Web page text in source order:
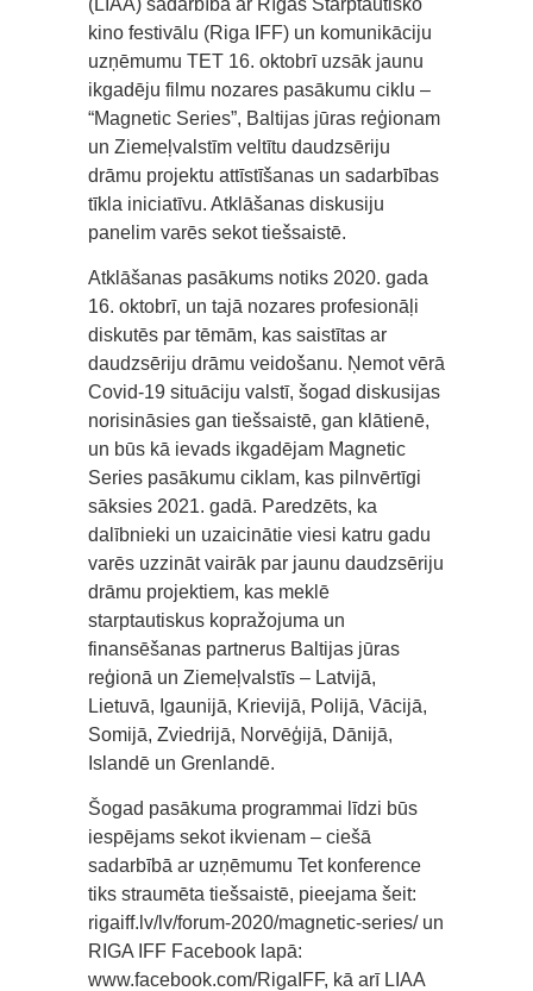
(LIAA) sadarbībā ar Rīgas Starptautisko
kino festivālu (Riga IFF) un komunikāciju
uzņēmumu TET 16. oktobrī uzsāk jaunu
ikgadēju filmu nozares pasākumu ciklu –
“Magnetic Series”, Baltijas jūras reģionam
un Ziemeļvalstīm veltītu daudzsēriju
drāmu projektu attīstīšanas un sadarbības
tīkla iniciatīvu. Atklāšanas diskusiju
panelim varēs sekot tiešsaistē.
Atklāšanas pasākums notiks 2020. gada
16. oktobrī, un tajā nozares profesionāļi
diskutēs par tēmām, kas saistītas ar
daudzsēriju drāmu veidošanu. Ņemot vērā
Covid-19 situāciju valstī, šogad diskusijas
norisināsies gan tiešsaistē, gan klātienē,
un būs kā ievads ikgadējam Magnetic
Series pasākumu ciklam, kas pilnvērtīgi
sāksies 2021. gadā. Paredzēts, ka
dalībnieki un uzaicinātie viesi katru gadu
varēs uzzināt vairāk par jaunu daudzsēriju
drāmu projektiem, kas meklē
starptautiskus kopražojuma un
finansēšanas partnerus Baltijas jūras
reģionā un Ziemeļvalstīs – Latvijā,
Lietuvā, Igaunijā, Krievijā, Polijā, Vācijā,
Somijā, Zviedrijā, Norvēģijā, Dānijā,
Islandē un Grenlandē.
Šogad pasākuma programmai līdzi būs
iespējams sekot ikvienam – ciešā
sadarbībā ar uzņēmumu Tet konference
tiks straumēta tiešsaistē, pieejama šeit:
rigaiff.lv/lv/forum-2020/magnetic-series/ un
RIGA IFF Facebook lapā:
www.facebook.com/RigaIFF, kā arī LIAA